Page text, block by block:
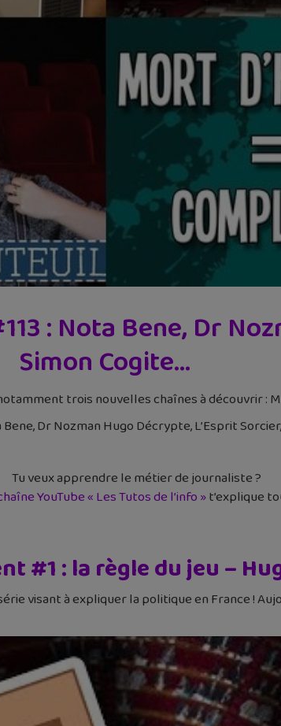
: Nota Bene, Dr
Simon Cogite…
trois nouvelles chaînes à découvrir :
Dr Nozman Hugo Décrypte, L’Esprit
Tu veux apprendre le métier de journaliste ?
YouTube « Les Tutos de l’info »t’explique
#1 : la règle du jeu –
visant à expliquer la politique en France !